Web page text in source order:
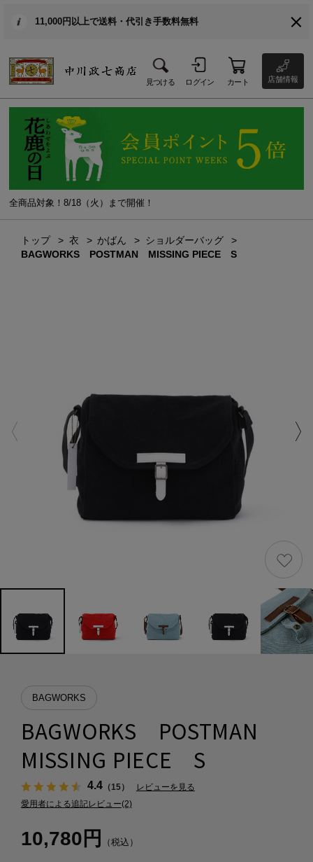
11,000円以上で送料・代引き手数料無料
見つける ログイン カート 店舗情報
全商品対象！8/18（火）まで開催！
トップ 衣 かばん
ショルダーバッグ
BAGWORKS POSTMAN MISSING PIECE S
BAGWORKS
BAGWORKS POSTMAN
MISSING PIECE S
4.4（15）
レビューを見る
愛用者による追記レビュー(2)
10,780円 （税込）